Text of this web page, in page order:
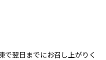
で翌日までにお召し上がりく